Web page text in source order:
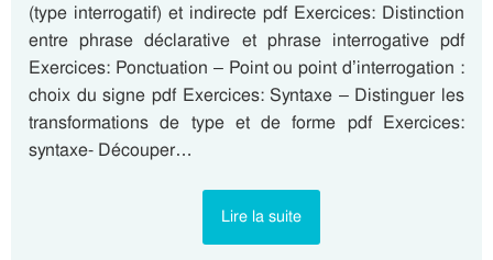
(type interrogatif) et indirecte pdf Exercices: Distinction
entre phrase déclarative et phrase interrogative pdf
Exercices: Ponctuation – Point ou point d’interrogation :
choix du signe pdf Exercices: Syntaxe – Distinguer les
transformations de type et de forme pdf Exercices:
syntaxe- Découper…
Lire la suite